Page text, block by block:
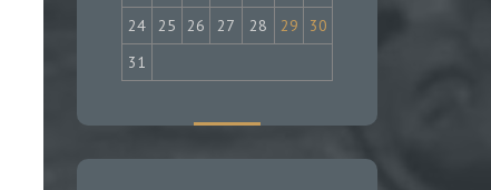
24
25 26 27 28 29
30
31